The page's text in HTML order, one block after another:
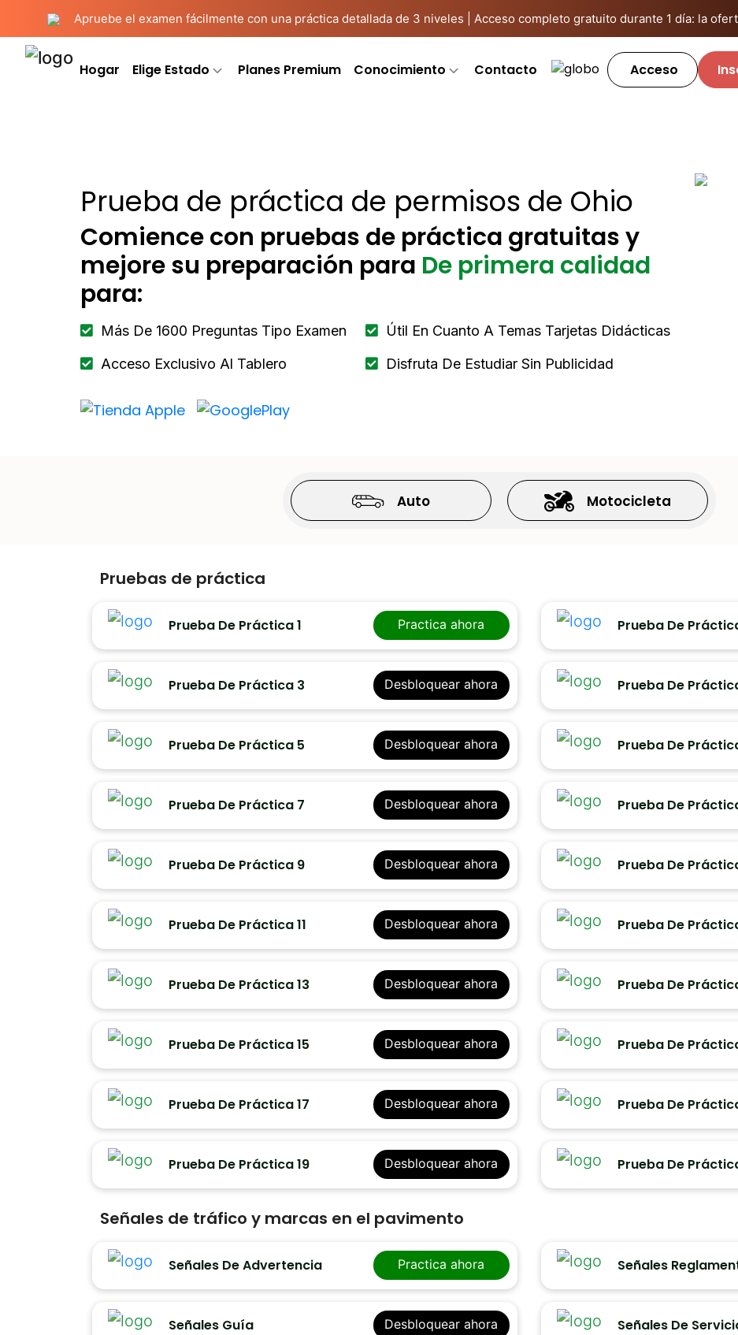
Apruebe el examen fácilmente con una práctica detallada de 3 niveles | Acceso completo gratuito durante 1 día: la
Hogar Elige Estado Planes Premium Conocimiento Contacto Acceso
Prueba de práctica de permisos de Ohio
Comience con pruebas de práctica gratuitas y
mejore su preparación para De primera calidad
para:
Más De 1600 Preguntas Tipo Examen
Acceso Exclusivo Al Tablero
Útil En Cuanto A Temas Tarjetas Didácticas
Disfruta De Estudiar Sin Publicidad
Auto Motocicleta
Pruebas de práctica
Prueba De Práctica 1 Practica ahora Prueba De
Prueba De Práctica 3 Desbloquear ahora Prueba De
Prueba De Práctica 5 Desbloquear ahora Prueba De
Prueba De Práctica 7 Desbloquear ahora Prueba De
Prueba De Práctica 9 Desbloquear ahora Prueba De
Prueba De Práctica 11 Desbloquear ahora Prueba De
Prueba De Práctica 13 Desbloquear ahora Prueba De
Prueba De Práctica 15 Desbloquear ahora Prueba De
Prueba De Práctica 17 Desbloquear ahora Prueba De
Prueba De Práctica 19 Desbloquear ahora Prueba De
Señales de tráfico y marcas en el pavimento
Señales De Advertencia Practica ahora Señales
Señales Guía Desbloquear ahora Señales De